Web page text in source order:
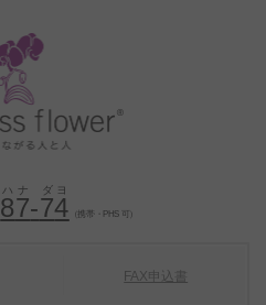
87-74 （携帯・PHS 可）
FAX申込書